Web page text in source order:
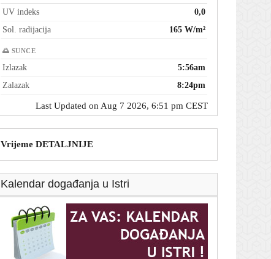
UV indeks
0,0
Sol. radijacija
165 W/m²
🌅 SUNCE
Izlazak
5:56am
Zalazak
8:24pm
Last Updated on Aug 7 2026, 6:51 pm CEST
Vrijeme DETALJNIJE
Kalendar događanja u Istri